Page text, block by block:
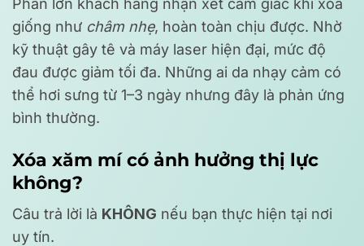
Phần lớn khách hàng nhận xét cảm giác khi xóa
giống như châm nhẹ, hoàn toàn chịu được. Nhờ
kỹ thuật gây tê và máy laser hiện đại, mức độ
đau được giảm tối đa. Những ai da nhạy cảm có
thể hơi sưng từ 1–3 ngày nhưng đây là phản ứng
bình thường.
Xóa xăm mí có ảnh hưởng thị lực
không?
Câu trả lời là KHÔNG nếu bạn thực hiện tại nơi
uy tín.